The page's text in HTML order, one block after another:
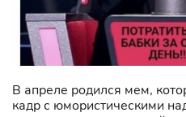
В апреле родился мем,
кадр с юмористическими